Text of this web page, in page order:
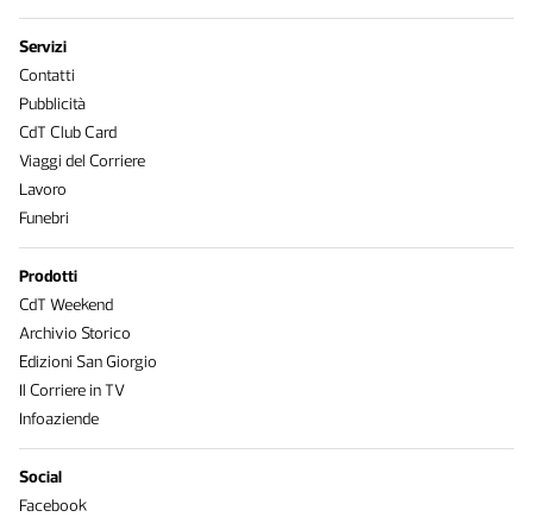
Servizi
Contatti
Pubblicità
CdT Club Card
Viaggi del Corriere
Lavoro
Funebri
Prodotti
CdT Weekend
Archivio Storico
Edizioni San Giorgio
Il Corriere in TV
Infoaziende
Social
Facebook